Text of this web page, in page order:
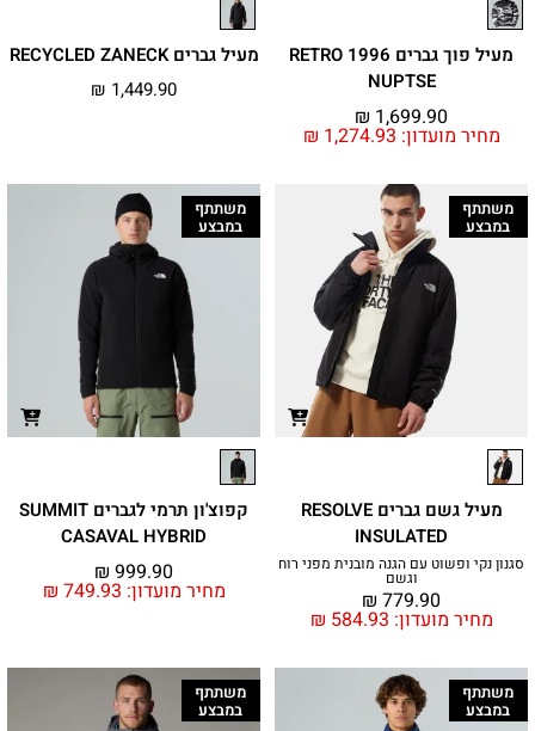
מעיל פוך גברים 1996 RETRO
NUPTSE
מחיר מועדון: ₪ 1,274.93
₪ 1,699.90
מעיל גברים RECYCLED ZANECK
₪ 1,449.90
משתתף
במבצע
מעיל גשם גברים RESOLVE
INSULATED
סגנון נקי ופשוט עם הגנה מובנית מפני רוח
וגשם
מחיר מועדון: ₪ 584.93
₪ 779.90
משתתף
במבצע
קפוצ'ון תרמי לגברים SUMMIT
CASAVAL HYBRID
מחיר מועדון: ₪ 749.93
₪ 999.90
משתתף
במבצע
משתתף
במבצע